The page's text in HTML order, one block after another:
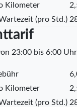
Kilometer
(pro Std.)
23:00 bis 6:00
Kilometer
(pro Std.)